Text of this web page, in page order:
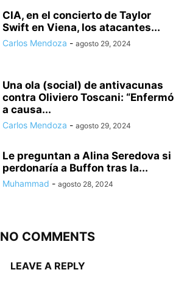
CIA, en el concierto de Taylor
Swift en Viena, los atacantes...
Carlos Mendoza - agosto 29, 2024
Una ola (social) de antivacunas
contra Oliviero Toscani: “Enfermó
a causa...
Carlos Mendoza - agosto 29, 2024
Le preguntan a Alina Seredova si
perdonaría a Buffon tras la...
Muhammad - agosto 28, 2024
NO COMMENTS
LEAVE A REPLY